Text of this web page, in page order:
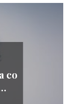
co